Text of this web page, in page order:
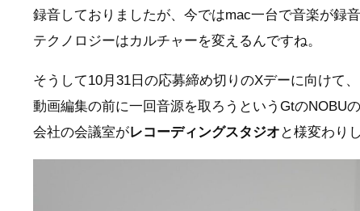
録音しておりましたが、今ではmac一台で音楽が録
テクノロジーはカルチャーを変えるんですね。
そうして10月31日の応募締め切りのXデーに向けて、
動画編集の前に一回音源を取ろうというGtのNOBU
会社の会議室がレコーディングスタジオ と様変わり